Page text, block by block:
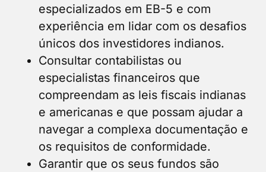
especializados em EB-5 e com
experiência em lidar com os desafios
únicos dos investidores indianos.
Consultar contabilistas ou
especialistas financeiros que
compreendam as leis fiscais indianas
e americanas e que possam ajudar a
navegar a complexa documentação e
os requisitos de conformidade.
Garantir que os seus fundos são